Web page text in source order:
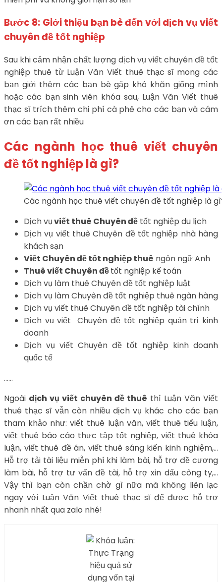
Bước 8: Giới thiệu bạn bè đến với dịch vụ viết
chuyên đề tốt nghiệp
Sau khi cảm nhận chất lượng dịch vụ viết chuyên đề tốt
nghiệp thuê từ Luận Văn Viết thuê thạc sĩ mong các
bạn giới thêm các bạn bè gặp khó khăn giống mình
hoặc các bạn sinh viên khóa sau, Luận Văn Viết thuê
thạc sĩ trích thêm chi phí cà phê cho các bạn và cám
ơn các bạn rất nhiều
Các ngành học thuê viết chuyên
đề tốt nghiệp là gì?
Các ngành học thuê viết chuyên đề tốt nghiệp là
Dịch vụviết thuê Chuyên đề tốt nghiệp du lịch
Dịch vụ viết thuê Chuyên đề tốt nghiệp nhà hàng
khách sạn
Viết Chuyên đề tốt nghiệp thuê ngôn ngữ Anh
Thuê viết Chuyên đềtốt nghiệp kế toán
Dịch vụ làm thuê Chuyên đề tốt nghiệp luật
Dịch vụ làm Chuyên đề tốt nghiệp thuê ngân hàng
Dịch vụ viết thuê Chuyên đề tốt nghiệp tài chính
Dịch vụ viết Chuyên đề tốt nghiệp quản trị kinh
doanh
Dịch vụ viết Chuyên đề tốt nghiệp kinh doanh
quốc tế
……
Ngoài dịch vụ viết chuyên đề thuê thì Luận Văn Viết
thuê thạc sĩ vẫn còn nhiều dịch vụ khác cho các bạn
tham khảo như: viết thuê luận văn, viết thuê tiểu luận,
viết thuê báo cáo thực tập tốt nghiệp, viết thuê khóa
luận, viết thuê đề án, viết thuê sáng kiến kinh nghiệm,…
Hỗ trợ tải tài liệu miễn phí khi làm bài, hỗ trợ đề cương
làm bài, hỗ trợ tư vấn đề tài, hỗ trợ xin dấu công ty,…
Vậy thì bạn còn chần chờ gì nữa mà không liên lạc
ngay với Luận Văn Viết thuê thạc sĩ để được hỗ trợ
nhanh nhất qua zalo nhé!